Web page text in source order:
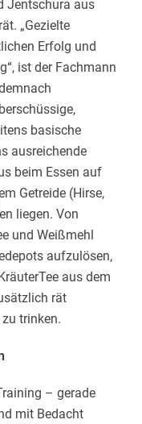
Jentschura aus
„Gezielte
Erfolg und
ist der Fachmann
basische
ausreichende
beim Essen auf
Getreide (Hirse,
liegen. Von
und Weißmehl
aufzulösen,
aus dem
rät
trinken.
– gerade
mit Bedacht